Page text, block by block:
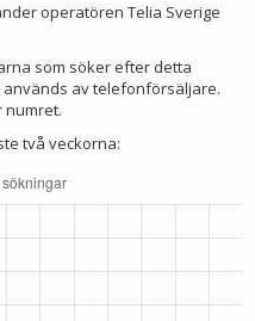
operatören Telia Sverige
som söker efter detta
av telefonförsäljare.
två veckorna: